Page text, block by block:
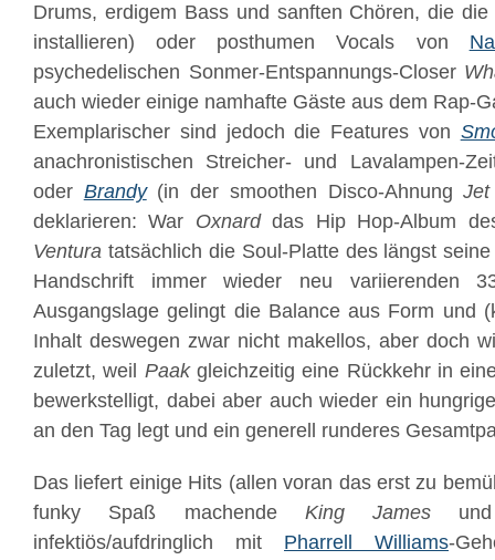
Drums, erdigem Bass und sanften Chören, die
installieren) oder posthumen Vocals von
psychedelischen Sonmer-Entspannungs-Closer
auch wieder einige namhafte Gäste aus dem Rap-
Exemplarischer sind jedoch die Features von
anachronistischen Streicher- und Lavalampen-
oder Brandy(in der smoothen Disco-Ahnung
deklarieren: War Oxnarddas Hip Hop-Album
Ventura tatsächlich die Soul-Platte des längst
Handschrift immer wieder neu variierenden
Ausgangslage gelingt die Balance aus Form und
Inhalt deswegen zwar nicht makellos, aber doch
zuletzt, weil Paakgleichzeitig eine Rückkehr in
bewerkstelligt, dabei aber auch wieder ein
an den Tag legt und ein generell runderes
Das liefert einige Hits (allen voran das erst zu
funky Spaß machende King James
infektiös/aufdringlich mit Pharrell Williams-